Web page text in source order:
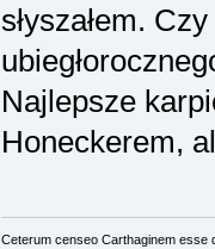
słyszałem.
Najlepsze
Honeckerem,
Ceterum censeo Carthaginem esse